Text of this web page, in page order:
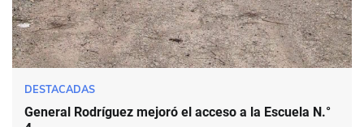
DESTACADAS
General Rodríguez mejoró el acceso a la Escuela N.°